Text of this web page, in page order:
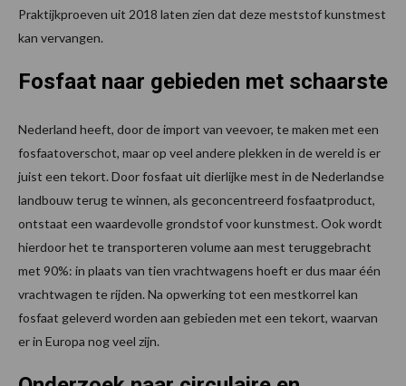
Praktijkproeven uit 2018 laten zien dat deze meststof kunstmest
kan vervangen.
Fosfaat naar gebieden met schaarste
Nederland heeft, door de import van veevoer, te maken met een
fosfaatoverschot, maar op veel andere plekken in de wereld is er
juist een tekort. Door fosfaat uit dierlijke mest in de Nederlandse
landbouw terug te winnen, als geconcentreerd fosfaatproduct,
ontstaat een waardevolle grondstof voor kunstmest. Ook wordt
hierdoor het te transporteren volume aan mest teruggebracht
met 90%: in plaats van tien vrachtwagens hoeft er dus maar één
vrachtwagen te rijden. Na opwerking tot een mestkorrel kan
fosfaat geleverd worden aan gebieden met een tekort, waarvan
er in Europa nog veel zijn.